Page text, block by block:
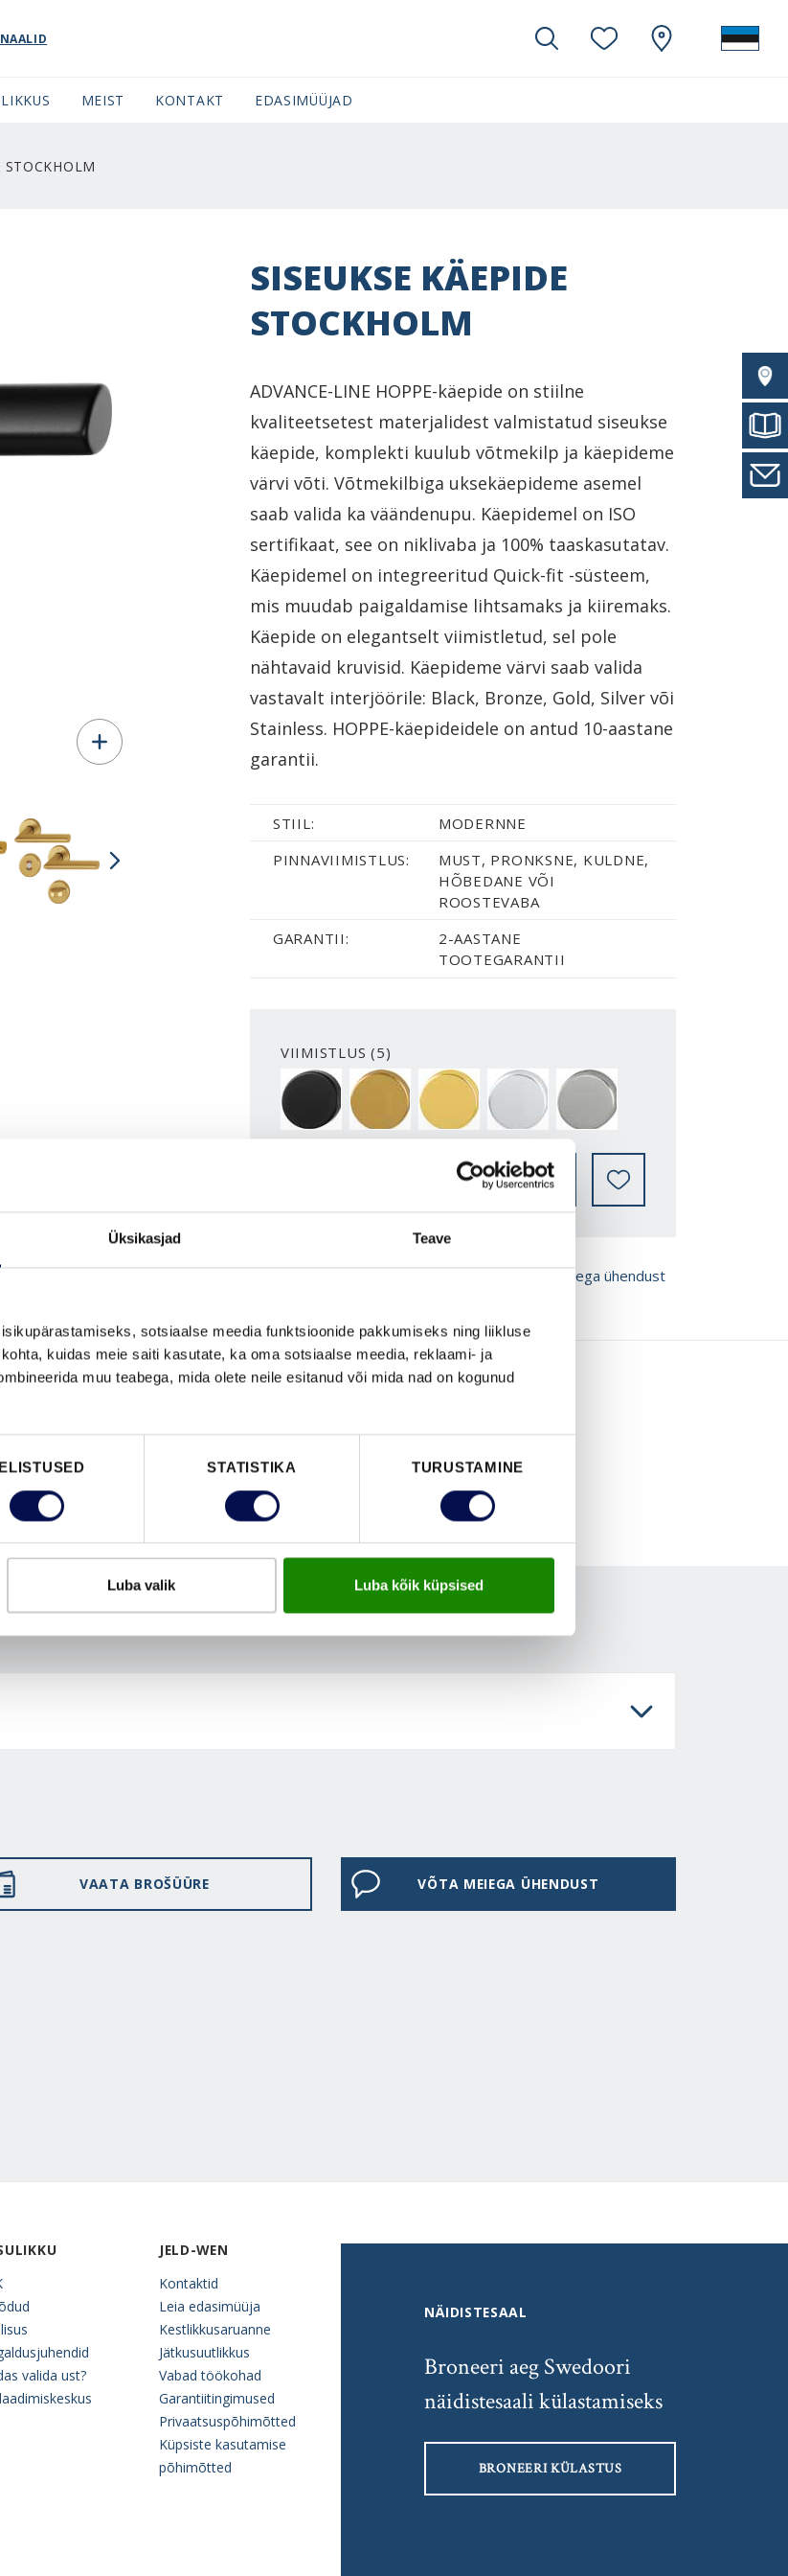
Üksikasjad Teave
sotsiaalse meedia funktsioonide pakkumiseks ning liikluse
kuidas meie saiti kasutate, ka oma sotsiaalse meedia, reklaami- ja
muu teabega, mida olete neile esitanud või mida nad on kogunud
STATISTIKA TURUSTAMINE
Luba valik Luba kõik küpsised
MEIST KONTAKT EDASIMÜÜJAD
STOCKHOLM
SISEUKSE KÄEPIDE
STOCKHOLM
ADVANCE-LINE HOPPE-käepide on stiilne
kvaliteetsetest materjalidest valmistatud siseukse
käepide, komplekti kuulub võtmekilp ja käepideme
värvi võti. Võtmekilbiga uksekäepideme asemel
saab valida ka väändenupu. Käepidemel on ISO
sertifikaat, see on niklivaba ja 100% taaskasutatav.
Käepidemel on integreeritud Quick-fit -süsteem,
mis muudab paigaldamise lihtsamaks ja kiiremaks.
Käepide on elegantselt viimistletud, sel pole
nähtavaid kruvisid. Käepideme värvi saab valida
vastavalt interjöörile: Black, Bronze, Gold, Silver või
Stainless. HOPPE-käepideidele on antud 10-aastane
garantii.
STIIL:
MODERNNE
PINNAVIIMISTLUS:
MUST, PRONKSNE, KULDNE,
HÕBEDANE VÕI
ROOSTEVABA
GARANTII:
2-AASTANE
TOOTEGARANTII
VIIMISTLUS (5)
BLACK
BRONZE GOLD SILVER STAINLESS
LEIA EDASIMÜÜJA
Võta meiega ühendust
VAATA BROŠÜÜRE VÕTA MEIEGA ÜHENDUST
valida ust?
JELD-WEN
Kontaktid
Leia edasimüüja
Kestlikkusaruanne
Jätkusuutlikkus
Vabad töökohad
Garantiitingimused
Privaatsuspõhimõtted
Küpsiste kasutamise
põhimõtted
NÄIDISTESAAL
Broneeri aeg Swedoori
näidistesaali külastamiseks
BRONEERI KÜLASTUS